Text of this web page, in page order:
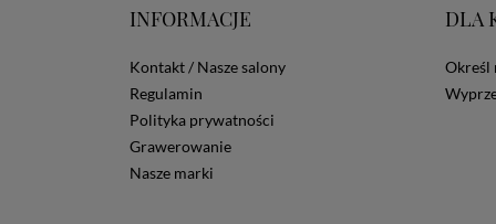
INFORMACJE
Kontakt / Nasze salony
Regulamin
Polityka prywatności
Grawerowanie
Nasze marki
DLA
Określ